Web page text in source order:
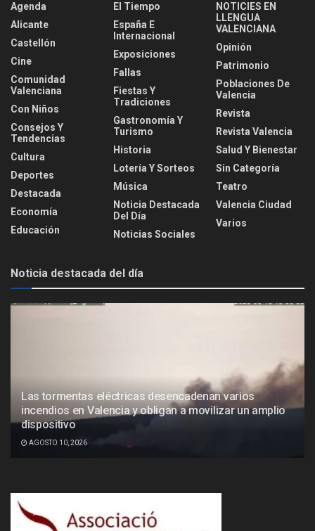
Agenda
Alicante
Castellón
Cine
Comunidad
Valenciana
Con Niños
Consejos Y
Tendencias
Cultura
Deportes
Destacada
Economía
Educación
El Tiempo
España E
Internacional
Exposiciones
Fallas
Fiestas Y
Tradiciones
Gastronomía Y
Turismo
Historia
Lotería Y Sorteos
Música
Noticia Destacada
Del Día
Noticias Sociales
NOTICIES EN
LLENGUA
VALENCIANA
Opinión
Patrimonio
Poblaciones De
Valencia
Revista
Revista Valencia
Salud Y Bienestar
Sin Categoría
Teatro
Valencia Ciudad
Varios
Noticia destacada del día
Las tormentas eléctricas desencadenan varios
incendios en Valencia y obligan a movilizar un amplio
dispositivo
AGOSTO 10, 2026